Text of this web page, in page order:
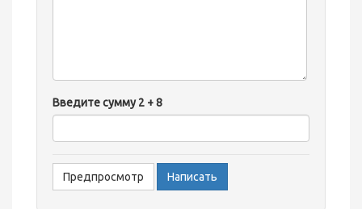
-
Введите сумму 2 + 8